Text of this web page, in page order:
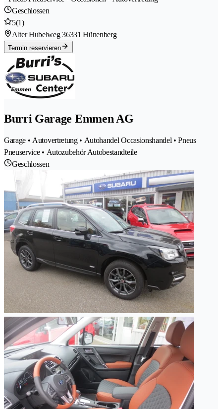
Geschlossen
5(1)
Alter Hubelweg 36331 Hünenberg
Termin reservieren
Burri Garage Emmen AG
Garage • Autovertretung • Autohandel Occasionshandel • Pneus
Pneuservice • Autozubehör Autobestandteile
Geschlossen